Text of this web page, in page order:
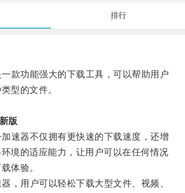
排行
功能强大的下载工具，可以帮助用户
型的文件。
版
器不仅拥有更快速的下载速度，还增
境的适应能力，让用户可以在任何情况
体验。
用户可以轻松下载大型文件、视频、